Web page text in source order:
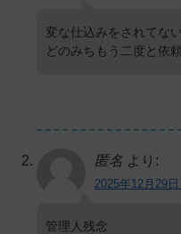
変な仕込みをされてな
どのみちもう二度と依
匿名 より:
2025年12月29
管理人残念